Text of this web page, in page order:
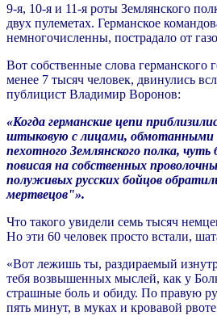
9-я, 10-я и 11-я роты Землянского
двух пулеметах. Германское
немногочисленны, пострадало от
Вот собственные слова германского
менее 7 тысяч человек, двинулись
публицист Владимир Воронов:
«Когда германские цепи
штыковую с лицами, обмотанными
пехотного Землянского полка,
повисая на собственных
полуживых русских бойцов
мертвецов"».
Что такого увидели семь тысяч
Но эти 60 человек просто встали,
«Вот лежишь ты, раздираемый
тебя возвышенных мыслей, как у
страшные боль и обиду. По правую
пять минут, в муках и кровавой